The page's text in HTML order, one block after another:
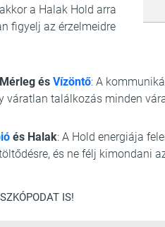
a Halak Hold arra
figyelj az érzelmeidre
és Vízöntő: A
váratlan találkozás minden
és Halak: A Hold energiája
és ne félj kimondani
IS!